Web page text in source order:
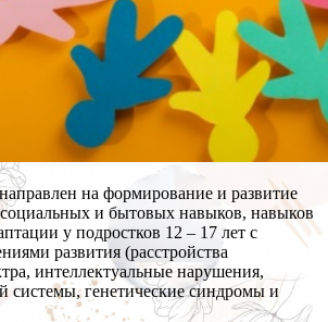
на формирование и развитие
социальных и бытовых навыков, навыков
у подростков 12 – 17 лет с
развития (расстройства
интеллектуальные нарушения,
системы, генетические синдромы и